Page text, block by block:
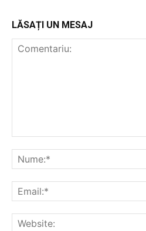
Utile
LĂSAȚI UN MESAJ